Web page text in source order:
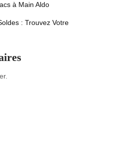
à Main Aldo
: Trouvez Votre